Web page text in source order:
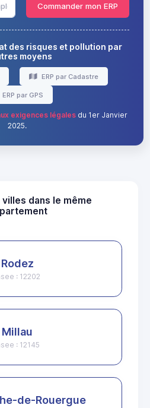
Commander mon ERP
des risques et pollution par
moyens
ERP par Cadastre
ERP par GPS
exigences légalesdu 1er Janvier
2025.
dans le même
Rodez
: 12202
Millau
: 12145
de-Rouergue